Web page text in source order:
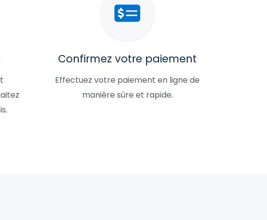
Confirmez votre paiement
Effectuez votre paiement en ligne de
manière sûre et rapide.